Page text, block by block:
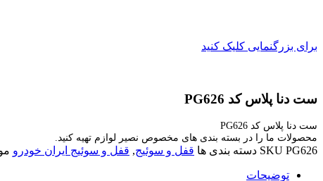
برای بزرگنمایی کلیک کنید
ست دنا پلاس کد PG626
ست دنا پلاس کد PG626
محصولات ما را در بسته بندی های مخصوص نصیر لوازم تهیه کنید.
SKU PG626 دسته بندی ها قفل و سوئیج, قفل و سوئیج ایران خودرو
توضیحات